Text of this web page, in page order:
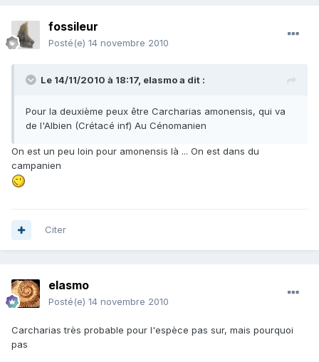
fossileur
Posté(e) 14 novembre 2010
Le 14/11/2010 à 18:17, elasmo a dit :
Pour la deuxième peux être Carcharias amonensis, qui va
de l'Albien (Crétacé inf) Au Cénomanien
On est un peu loin pour amonensis là ... On est dans du
campanien
Citer
elasmo
Posté(e) 14 novembre 2010
Carcharias très probable pour l'espèce pas sur, mais pourquoi
pas